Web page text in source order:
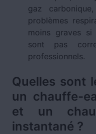
gaz
problèmes
moins graves si
sont pas
professionnels.
Quelles sont
un chauffe-
et un
instantané ?